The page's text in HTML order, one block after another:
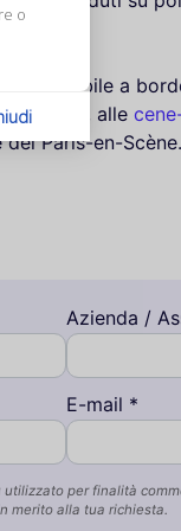
o
a
, alle
Paris-en-
Azienda /
E-mail *
per finalità
merito alla tua richiesta.